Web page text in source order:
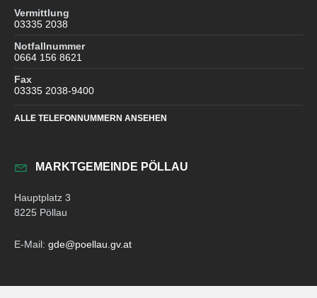
Vermittlung
03335 2038
Notfallnummer
0664 156 8621
Fax
03335 2038-9400
ALLE TELEFONNUMMERN ANSEHEN
MARKTGEMEINDE PÖLLAU
Hauptplatz 3
8225 Pöllau
E-Mail: gde@poellau.gv.at